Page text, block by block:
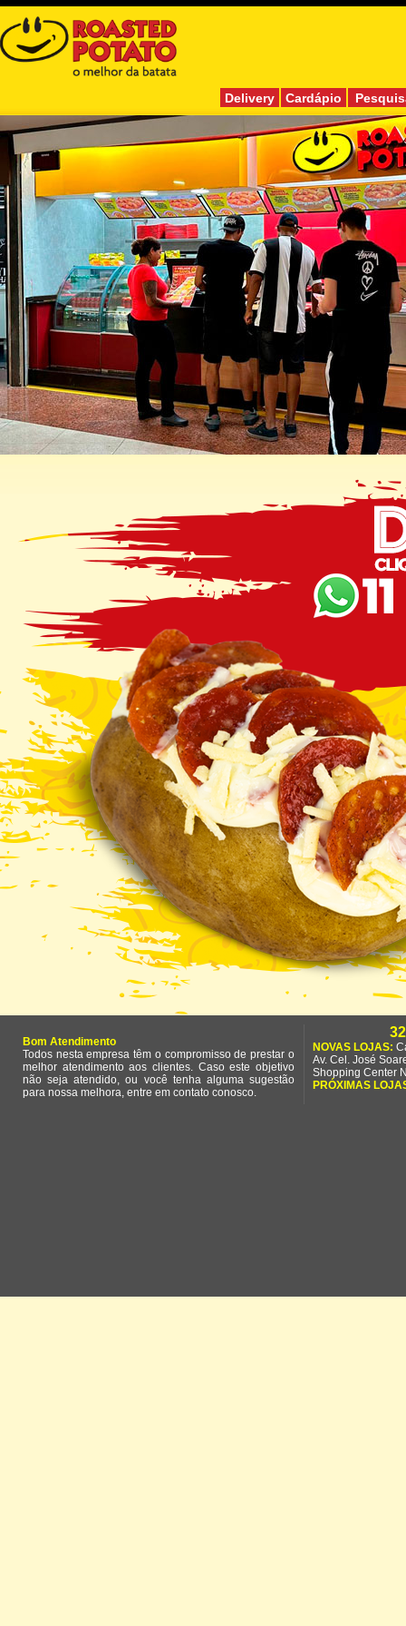
Cardápio
Delivery
Bom Atendimento
Todos nesta empresa têm o compromisso de prestar o
melhor atendimento aos clientes. Caso este objetivo
não seja atendido, ou você tenha alguma sugestão
para nossa melhora, entre em contato conosco.
NOVAS LOJAS:
Av. Cel. José
Shopping Center
PRÓXIMAS